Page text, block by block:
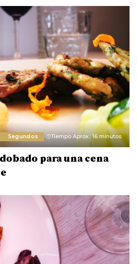
Segundos Tiempo Aprox.: 16 minutos
para una cena